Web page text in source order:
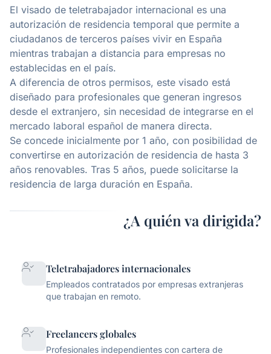
El visado de teletrabajador internacional es una
autorización de residencia temporal que permite a
ciudadanos de terceros países vivir en España
mientras trabajan a distancia para empresas no
establecidas en el país.
A diferencia de otros permisos, este visado está
diseñado para profesionales que generan ingresos
desde el extranjero, sin necesidad de integrarse en el
mercado laboral español de manera directa.
Se concede inicialmente por 1 año, con posibilidad de
convertirse en autorización de residencia de hasta 3
años renovables. Tras 5 años, puede solicitarse la
residencia de larga duración en España.
¿A quién va dirigida?
Teletrabajadores internacionales
Empleados contratados por empresas extranjeras
que trabajan en remoto.
Freelancers globales
Profesionales independientes con cartera de